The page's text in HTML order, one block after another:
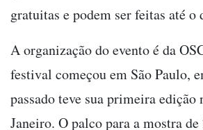
gratuitas e podem ser feitas até o
A organização do evento é da
festival começou em São Paulo,
passado teve sua primeira edição
Janeiro. O palco para a mostra